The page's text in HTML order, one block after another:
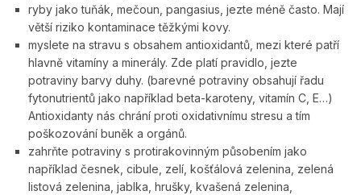
ryby jako tuňák, mečoun, pangasius, jezte méně často. Mají
větší riziko kontaminace těžkými kovy.
myslete na stravu s obsahem antioxidantů, mezi které patří
hlavně vitamíny a minerály. Zde platí pravidlo, jezte
potraviny barvy duhy. (barevné potraviny obsahují řadu
fytonutrientů jako například beta-karoteny, vitamín C, E…)
Antioxidanty nás chrání proti oxidativnímu stresu a tím
poškozování buněk a orgánů.
zahrňte potraviny s protirakovinným působením jako
například česnek, cibule, zelí, košťálová zelenina, zelená
listová zelenina, jablka, hrušky, kvašená zelenina,